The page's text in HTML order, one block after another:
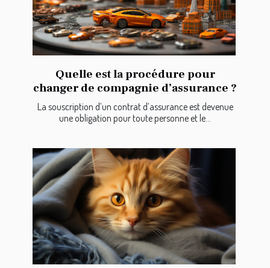
Quelle est la procédure pour
changer de compagnie d’assurance ?
La souscription d’un contrat d’assurance est devenue
une obligation pour toute personne et le...